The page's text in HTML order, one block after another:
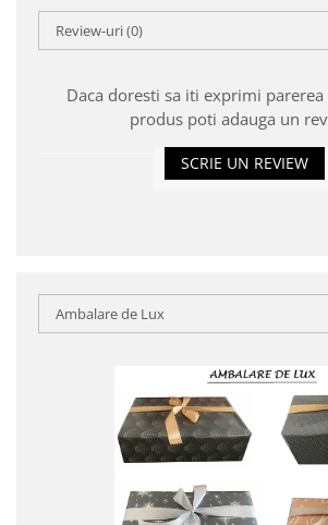
Review-uri(0)
Daca doresti sa iti exprimi parerea
produs poti adauga un
SCRIE UN REVIEW
Ambalare de Lux